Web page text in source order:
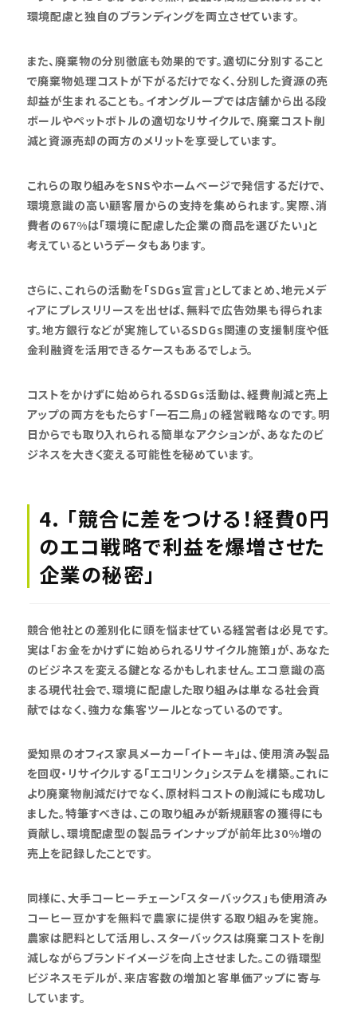
環境配慮と独自のブランディングを両立させています。
また、廃棄物の分別徹底も効果的です。適切に分別すること
で廃棄物処理コストが下がるだけでなく、分別した資源の売
却益が生まれることも。イオングループでは店舗から出る段
ボールやペットボトルの適切なリサイクルで、廃棄コスト削
減と資源売却の両方のメリットを享受しています。
これらの取り組みをSNSやホームページで発信するだけで、
環境意識の高い顧客層からの支持を集められます。実際、消
費者の67%は「環境に配慮した企業の商品を選びたい」と
考えているというデータもあります。
さらに、これらの活動を「SDGs宣言」としてまとめ、地元メデ
ィアにプレスリリースを出せば、無料で広告効果も得られま
す。地方銀行などが実施しているSDGs関連の支援制度や低
金利融資を活用できるケースもあるでしょう。
コストをかけずに始められるSDGs活動は、経費削減と売上
アップの両方をもたらす「一石二鳥」の経営戦略なのです。明
日からでも取り入れられる簡単なアクションが、あなたのビ
ジネスを大きく変える可能性を秘めています。
4. 「競合に差をつける！経費0円
のエコ戦略で利益を爆増させた
企業の秘密」
競合他社との差別化に頭を悩ませている経営者は必見です。
実は「お金をかけずに始められるリサイクル施策」が、あなた
のビジネスを変える鍵となるかもしれません。エコ意識の高
まる現代社会で、環境に配慮した取り組みは単なる社会貢
献ではなく、強力な集客ツールとなっているのです。
愛知県のオフィス家具メーカー「イトーキ」は、使用済み製品
を回収・リサイクルする「エコリンク」システムを構築。これに
より廃棄物削減だけでなく、原材料コストの削減にも成功し
ました。特筆すべきは、この取り組みが新規顧客の獲得にも
貢献し、環境配慮型の製品ラインナップが前年比30%増の
売上を記録したことです。
同様に、大手コーヒーチェーン「スターバックス」も使用済み
コーヒー豆かすを無料で農家に提供する取り組みを実施。
農家は肥料として活用し、スターバックスは廃棄コストを削
減しながらブランドイメージを向上させました。この循環型
ビジネスモデルが、来店客数の増加と客単価アップに寄与
しています。